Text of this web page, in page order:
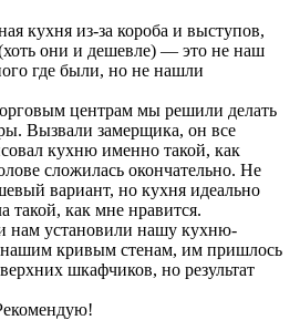
кухня из-за короба и выступов,
они и дешевле) — это не наш
где были, но не нашли
центрам мы решили делать
Вызвали замерщика, он все
кухню именно такой, как
сложилась окончательно. Не
вариант, но кухня идеально
такой, как мне нравится.
нам установили нашу кухню-
нашим кривым стенам, им пришлось
шкафчиков, но результат